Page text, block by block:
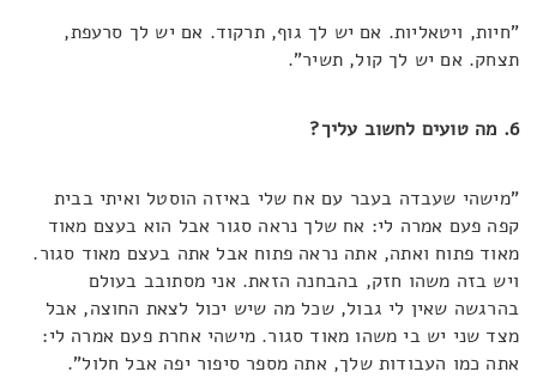
"חיות, ויטאליות. אם יש לך גוף, תרקוד. אם יש לך סרעפת,
תצחק. אם יש לך קול, תשיר".
6. מה טועים לחשוב עליך?
"מישהי שעבדה בעבר עם אח שלי באיזה הוסטל ואיתי בבית
קפה פעם אמרה לי: אח שלך נראה סגור אבל הוא בעצם מאוד
מאוד פתוח ואתה, אתה נראה פתוח אבל אתה בעצם מאוד סגור.
ויש בזה משהו חזק, בהבחנה הזאת. אני מסתובב בעולם
בהרגשה שאין לי גבול, שכל מה שיש יכול לצאת החוצה, אבל
מצד שני יש בי משהו מאוד סגור. מישהי אחרת פעם אמרה לי:
אתה כמו העבודות שלך, אתה מספר סיפור יפה אבל חלול".